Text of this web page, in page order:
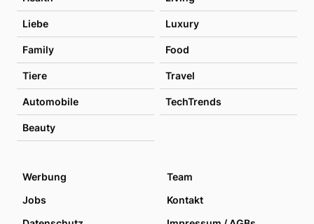
Liebe Luxury
Family Food
Tiere Travel
Automobile TechTrends
Beauty
Werbung
Team
Jobs
Kontakt